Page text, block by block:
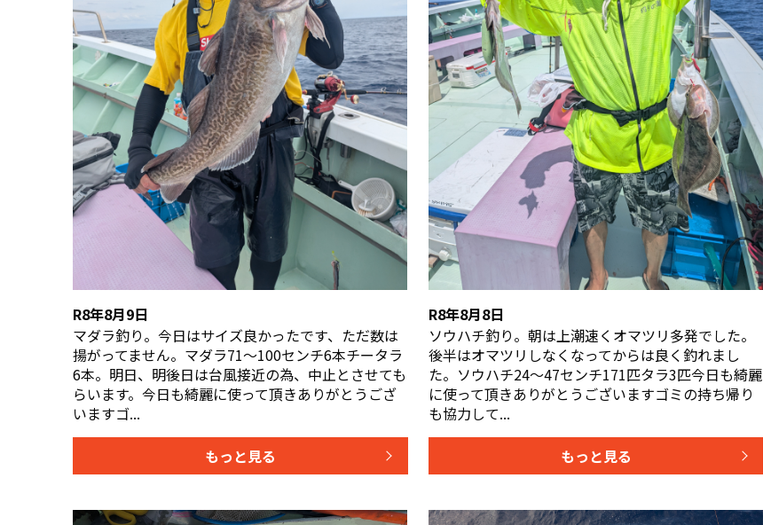
R8年8月9日
マダラ釣り。今日はサイズ良かったです、ただ数は
揚がってません。マダラ71〜100センチ6本チータラ
6本。明日、明後日は台風接近の為、中止とさせても
らいます。今日も綺麗に使って頂きありがとうござ
いますゴ...
もっと見る
R8年8月8日
ソウハチ釣り。朝は上潮速くオマツリ多発でした。
後半はオマツリしなくなってからは良く釣れまし
た。ソウハチ24〜47センチ171匹タラ3匹今日も綺麗
に使って頂きありがとうございますゴミの持ち帰り
も協力して...
もっと見る